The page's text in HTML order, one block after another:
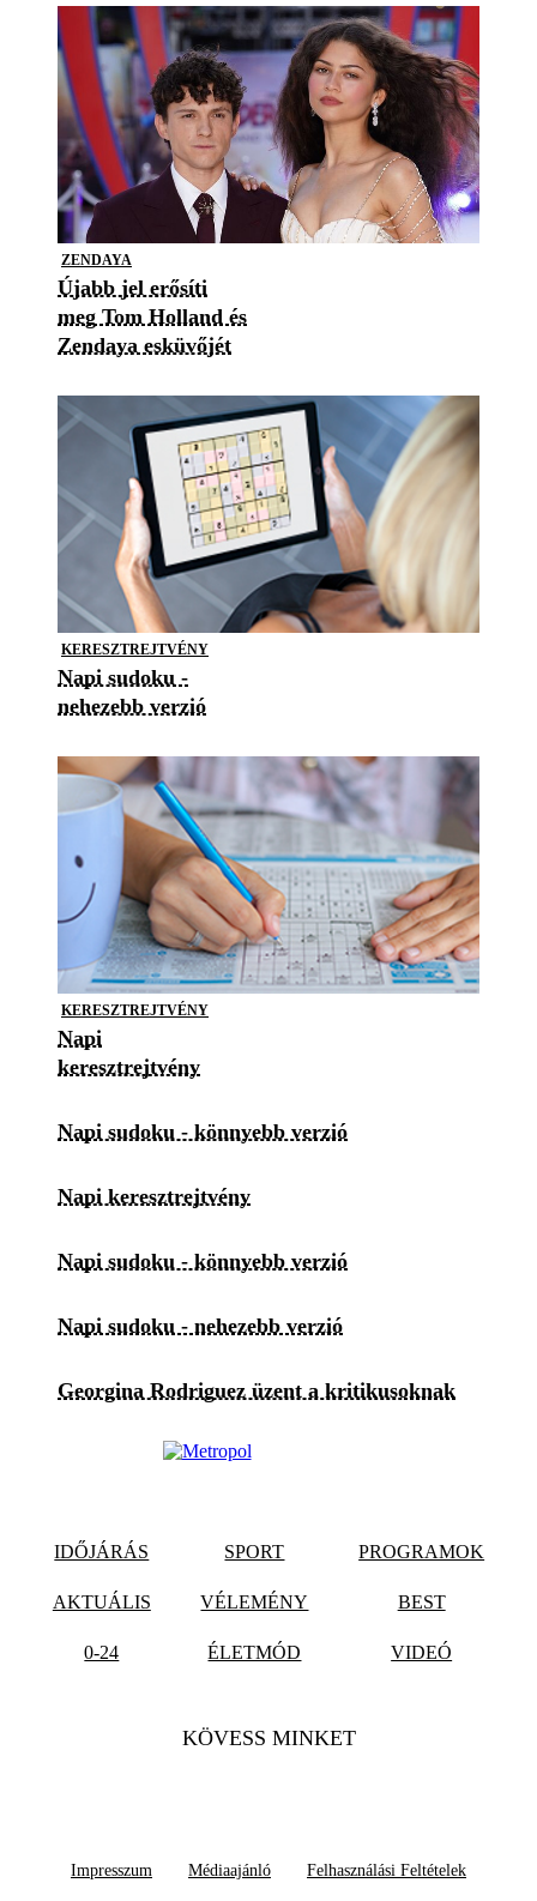
ZENDAYA
Újabb jel erősíti
meg Tom Holland és
Zendaya esküvőjét
KERESZTREJTVÉNY
Napi sudoku -
nehezebb verzió
KERESZTREJTVÉNY
Napi
keresztrejtvény
Napi sudoku - könnyebb verzió
Napi keresztrejtvény
Napi sudoku - könnyebb verzió
Napi sudoku - nehezebb verzió
Georgina Rodriguez üzent a kritikusoknak
IDŐJÁRÁS SPORT PROGRAMOK
AKTUÁLIS VÉLEMÉNY BEST
0-24 ÉLETMÓD VIDEÓ
KÖVESS MINKET
Impresszum Médiaajánló Felhasználási Feltételek